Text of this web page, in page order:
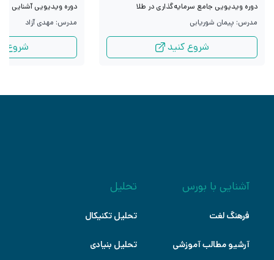
دوره ویدیویی جامع سرمایه‌گذاری در طلا
مدرس: پیمان شوریابی
شروع کنید
دوره ویدیویی آشنایی با
مدرس: مهدی آزاد
شروع
آشنایی با بورس
فرهنگ لغت
آرشیو مطالب آموزشی
تحلیل
تحلیل تکنیکال
تحلیل بنیادی